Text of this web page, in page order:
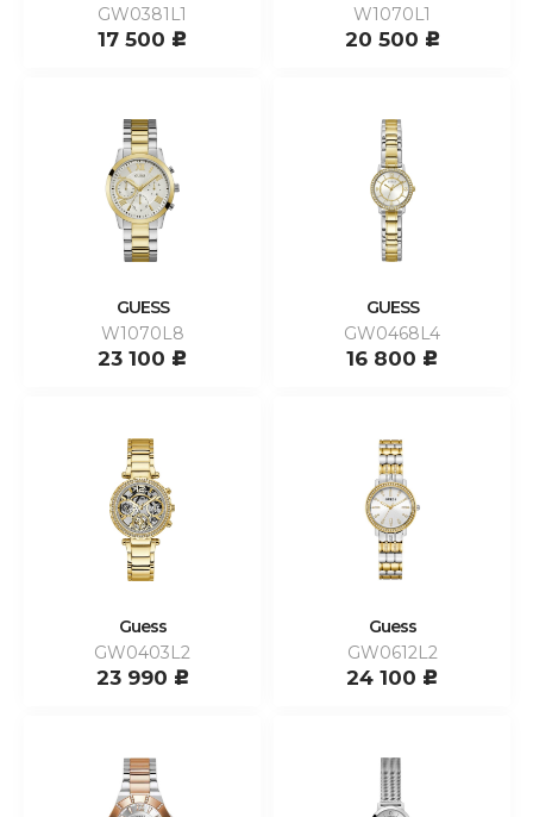
GW0381L1
17 500 c
W1070L1
20 500 c
GUESS
W1070L8
23 100 c
GUESS
GW0468L4
16 800 c
Guess
GW0403L2
23 990 c
Guess
GW0612L2
24 100 c